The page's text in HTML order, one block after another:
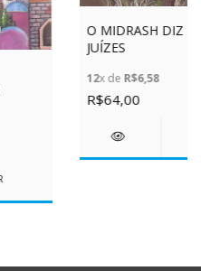
O MIDRASH DIZ -
JUÍZES
12x de R$6,58
R$64,00